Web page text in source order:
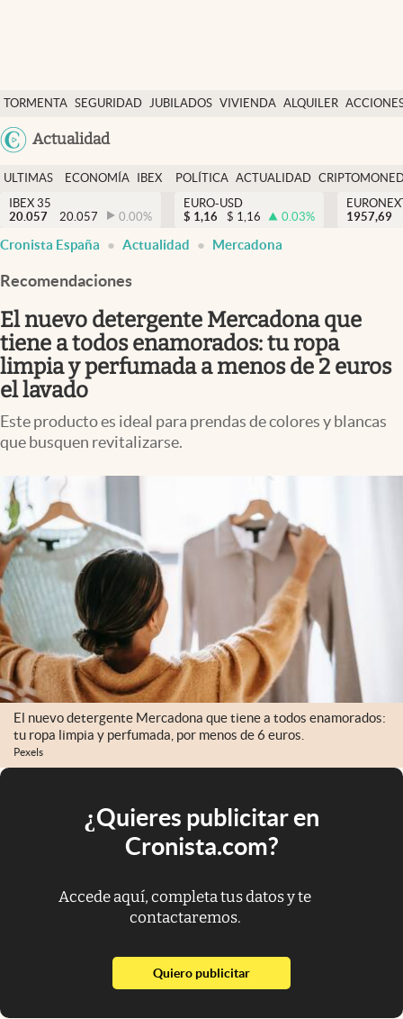
TORMENTA SEGURIDAD JUBILADOS VIVIENDA ALQUILER
USA
Actualidad
Economía y finanzas
Política
Actualidad
Criptomonedas
España
ULTIMAS
NOTICIAS
ECONOMÍA
FINANZAS
IBEX
EURO
POLÍTICA ACTUALIDAD
IBEX 35
20.057
20.057 0.00%
EURO-USD
$ 1,16 $ 1,16 0.03%
1957,69
Cronista España Actualidad Mercadona
Recomendaciones
El nuevo detergente Mercadona que
tiene a todos enamorados: tu ropa
limpia y perfumada a menos de 2 euros
el lavado
Este producto es ideal para prendas de colores y blancas
que busquen revitalizarse.
El nuevo detergente Mercadona que tiene a todos enamorados:
tu ropa limpia y perfumada, por menos de 6 euros.
Pexels
¿Quieres publicitar en
Cronista.com?
Accede aquí, completa tus datos y te
contactaremos.
Quiero publicitarabre en nueva pestaña